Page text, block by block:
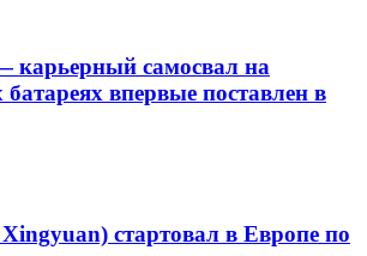
карьерный самосвал на
впервые поставлен в
стартовал в Европе по